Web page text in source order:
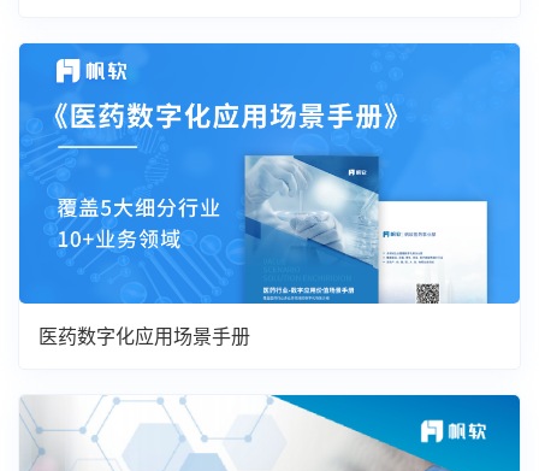
医药数字化应用场景手册